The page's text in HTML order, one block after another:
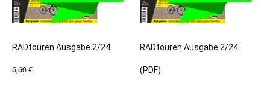
RADtouren Ausgabe 2/24
6,60€
RADtouren Ausgabe 2/24
(PDF)